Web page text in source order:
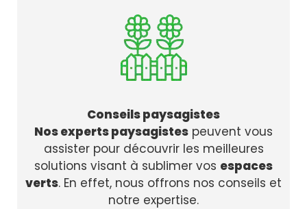
Conseils paysagistes
Nos experts paysagistes peuvent vous
assister pour découvrir les meilleures
solutions visant à sublimer vos espaces
verts. En effet, nous offrons nos conseils et
notre expertise.